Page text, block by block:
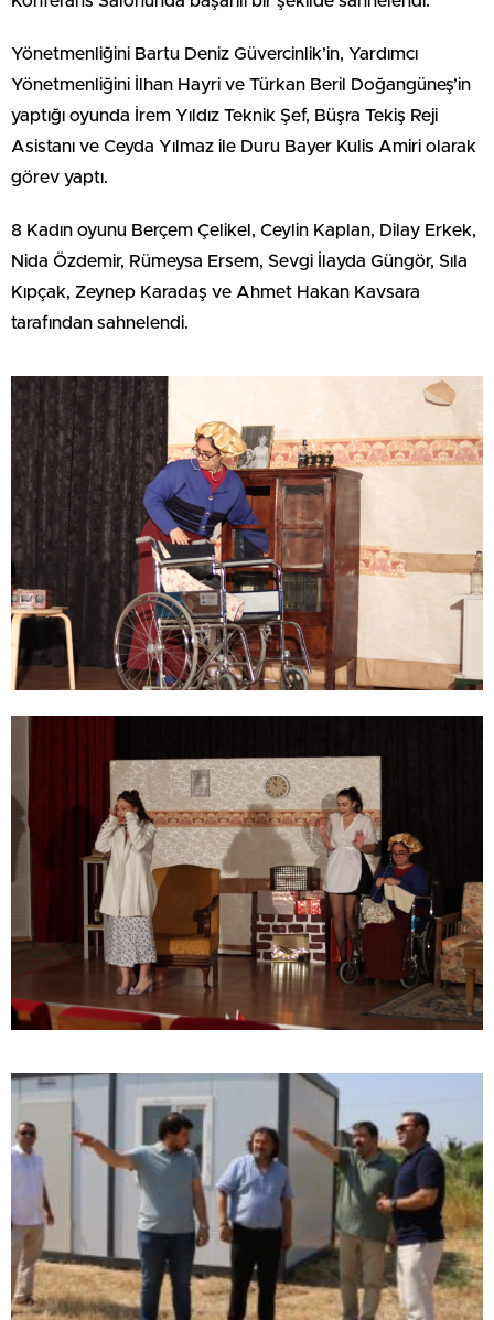
Yönetmenliğini Bartu Deniz Güvercinlik’in, Yardımcı
Yönetmenliğini İlhan Hayri ve Türkan Beril Doğangüneş’in
yaptığı oyunda İrem Yıldız Teknik Şef, Büşra Tekiş Reji
Asistanı ve Ceyda Yılmaz ile Duru Bayer Kulis Amiri olarak
görev yaptı.
8 Kadın oyunu Berçem Çelikel, Ceylin Kaplan, Dilay Erkek,
Nida Özdemir, Rümeysa Ersem, Sevgi İlayda Güngör, Sıla
Kıpçak, Zeynep Karadaş ve Ahmet Hakan Kavsara
tarafından sahnelendi.